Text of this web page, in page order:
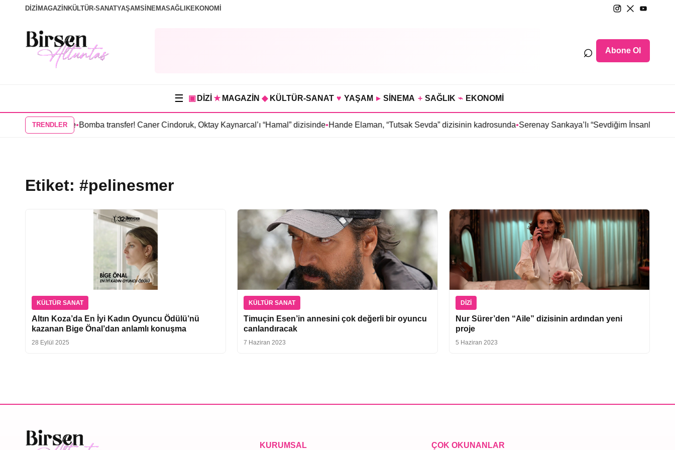
DİZİ MAGAZİN KÜLTÜR-SANATYAŞAMSİNEMASAĞLIKEKONOMİ
⌕ Abone Ol
☰ ▣ DİZİ ★ MAGAZİN ◆ KÜLTÜR-SANAT ♥ YAŞAM ▸ SİNEMA + SAĞLIK ⌁ EKONOMİ
TRENDLER
dizisinde Bomba transfer! Caner Cindoruk, Oktay Kaynarcal’ı “Hamal” dizisinde•Hande Elaman, “Tutsak Sevda” dizisinin kadrosunda•Serenay Sarıkaya’lı “Sevdiğim İnsanlar”
Etiket: #pelinesmer
KÜLTÜR SANAT
Altın Koza’da En İyi Kadın Oyuncu Ödülü’nü
kazanan Bige Önal’dan anlamlı konuşma
28 Eylül 2025
KÜLTÜR SANAT
Timuçin Esen’in annesini çok değerli bir oyuncu
canlandıracak
7 Haziran 2023
DIZI
Nur Sürer’den “Aile” dizisinin ardından yeni
proje
5 Haziran 2023
KURUMSAL ÇOK OKUNANLAR